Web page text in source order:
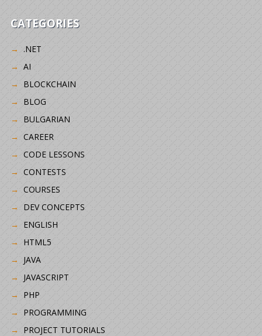
CATEGORIES
.NET
AI
BLOCKCHAIN
BLOG
BULGARIAN
CAREER
CODE LESSONS
CONTESTS
COURSES
DEV CONCEPTS
ENGLISH
HTML5
JAVA
JAVASCRIPT
PHP
PROGRAMMING
PROJECT TUTORIALS